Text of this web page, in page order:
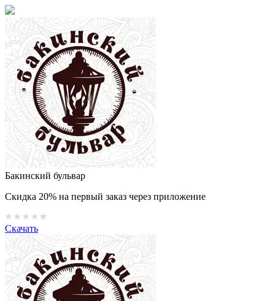
Бакинский бульвар
Скидка 20% на первый заказ через приложение
Скачать